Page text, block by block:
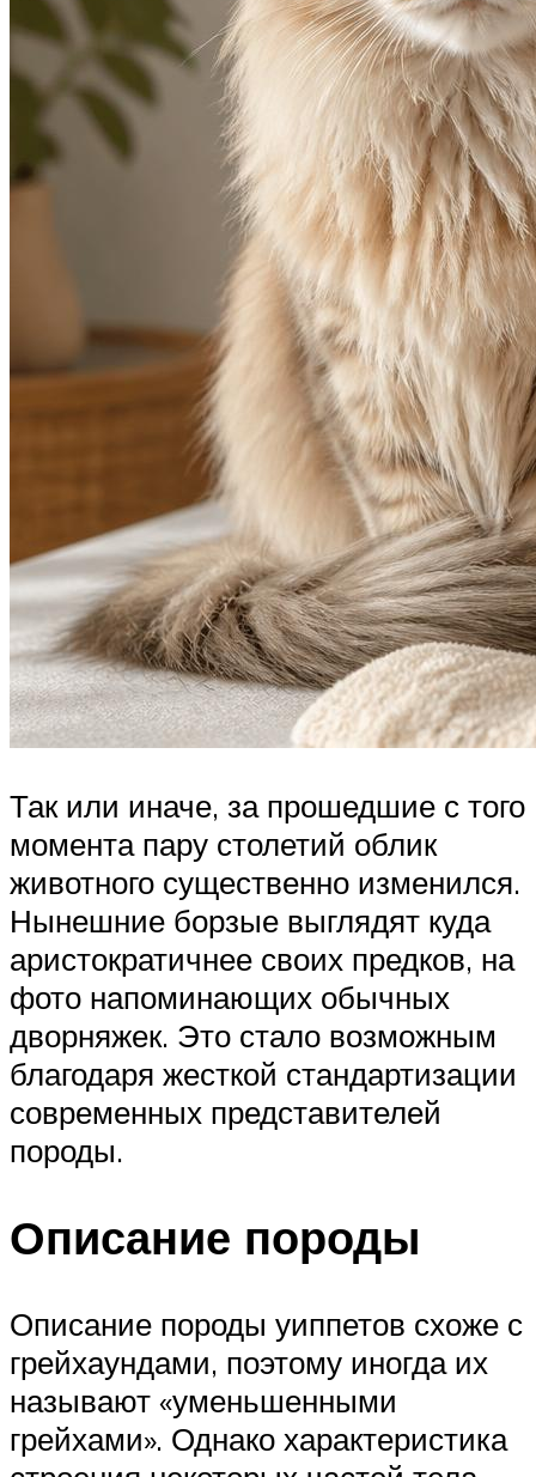
Так или иначе, за прошедшие с того
момента пару столетий облик
животного существенно изменился.
Нынешние борзые выглядят куда
аристократичнее своих предков, на
фото напоминающих обычных
дворняжек. Это стало возможным
благодаря жесткой стандартизации
современных представителей
породы.
Описание породы
Описание породы уиппетов схоже с
грейхаундами, поэтому иногда их
называют «уменьшенными
грейхами». Однако характеристика